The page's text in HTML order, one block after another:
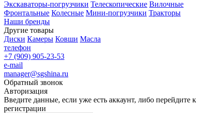
Экскаваторы-погрузчики Телескопические Вилочные
Фронтальные Колесные Мини-погрузчики Тракторы
Наши бренды
Другие товары
Диски Камеры Ковши Масла
телефон
+7 (909) 905-23-53
e-mail
manager@sgshina.ru
Обратный звонок
Авторизация
Введите данные, если уже есть аккаунт, либо перейдите к
регистрации